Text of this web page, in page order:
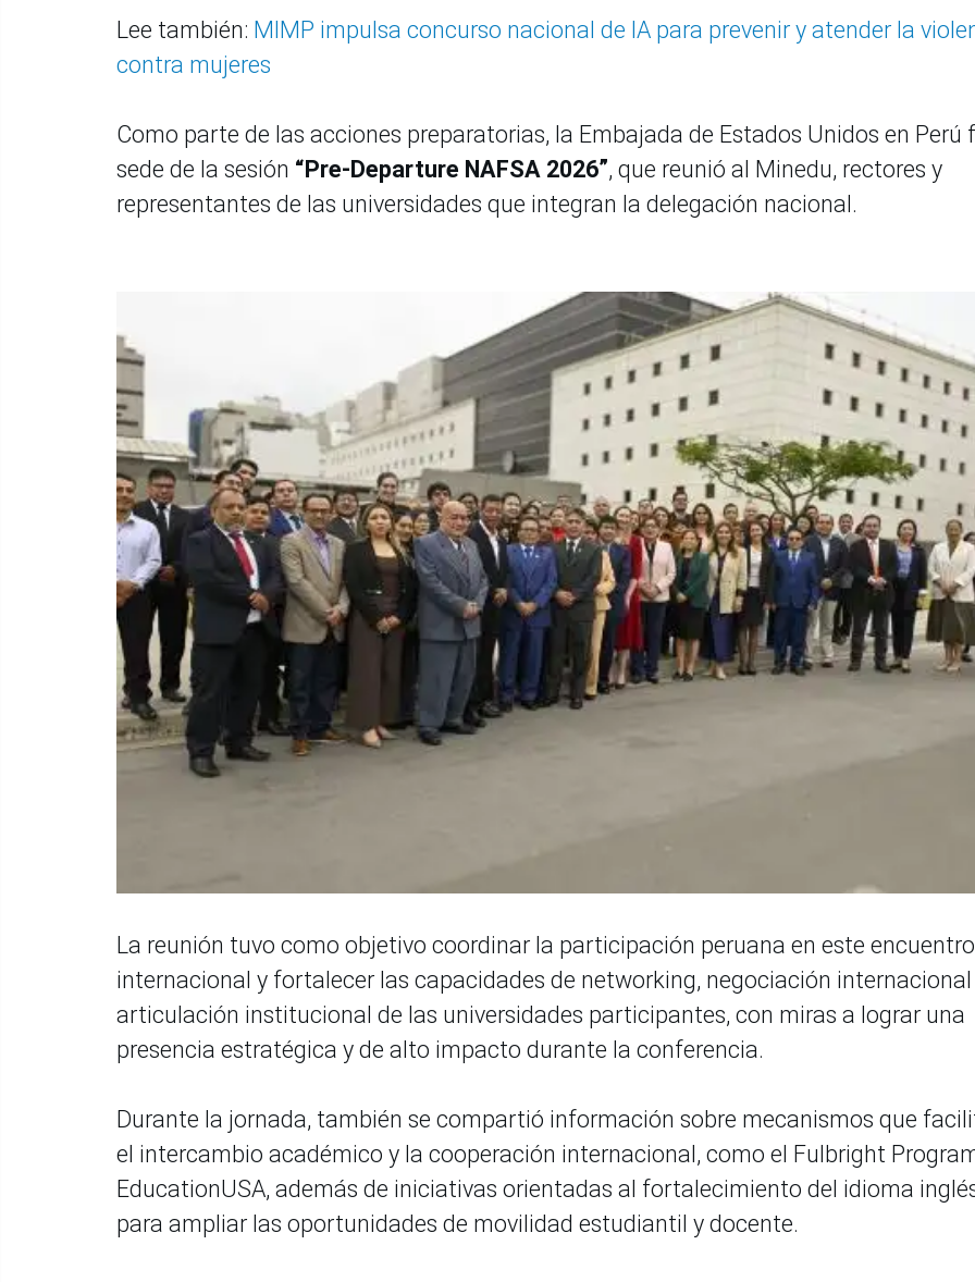
Lee también: MIMP impulsa concurso nacional de IA para prevenir y atender la
contra mujeres
Como parte de las acciones preparatorias, la Embajada de Estados Unidos en Perú
sede de la sesión “Pre-Departure NAFSA 2026”, que reunió al Minedu, rectores y
representantes de las universidades que integran la delegación nacional.
La reunión tuvo como objetivo coordinar la participación peruana en este encuentro
internacional y fortalecer las capacidades de networking, negociación internacional
articulación institucional de las universidades participantes, con miras a lograr una
presencia estratégica y de alto impacto durante la conferencia.
Durante la jornada, también se compartió información sobre mecanismos que
el intercambio académico y la cooperación internacional, como el Fulbright
EducationUSA, además de iniciativas orientadas al fortalecimiento del idioma
para ampliar las oportunidades de movilidad estudiantil y docente.